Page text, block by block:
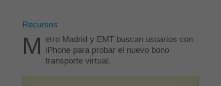
Recursos
M
etro Madrid y EMT buscan usuarios con
iPhone para probar el nuevo bono
transporte virtual.